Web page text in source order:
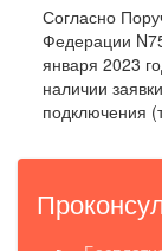
Согласно
Федерации
января 2023
наличии
подключения